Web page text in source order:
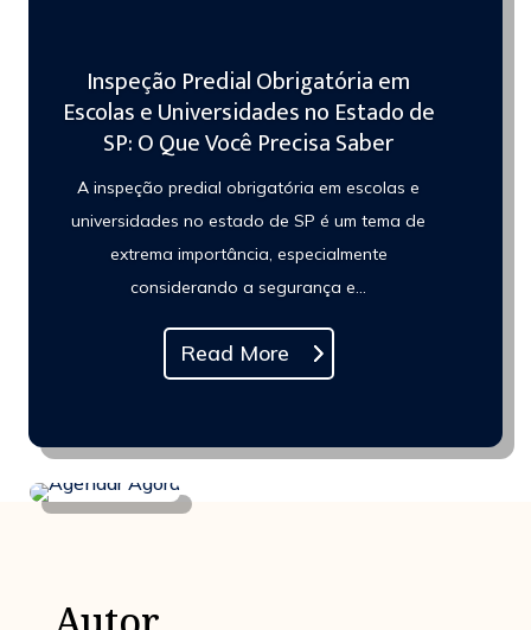
Inspeção Predial Obrigatória em
Escolas e Universidades no Estado de
SP: O Que Você Precisa Saber
A inspeção predial obrigatória em escolas e
universidades no estado de SP é um tema de
extrema importância, especialmente
considerando a segurança e...
Read More